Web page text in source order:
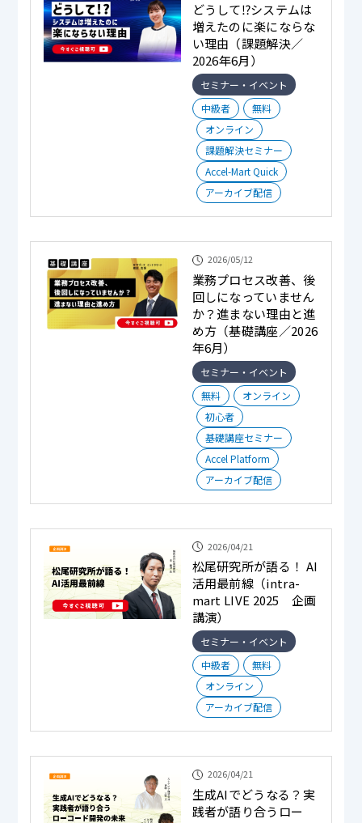
どうして⁉システムは
増えたのに楽にならな
い理由（課題解決／
2026年6月）
セミナー・イベント
中級者
無料
オンライン
課題解決セミナー
Accel-Mart Quick
アーカイブ配信
2026/05/12
業務プロセス改善、後
回しになっていません
か？進まない理由と進
め方（基礎講座／2026
年6月）
セミナー・イベント
無料
オンライン
初心者
基礎講座セミナー
Accel Platform
アーカイブ配信
2026/04/21
松尾研究所が語る！ AI
活用最前線（intra-
mart LIVE 2025 企画
講演）
セミナー・イベント
中級者
無料
オンライン
アーカイブ配信
2026/04/21
生成AIでどうなる？実
践者が語り合うロー